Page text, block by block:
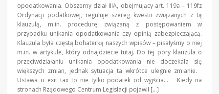
opodatkowania. Obszerny dział IIIA, obejmujący art. 119a – 119fz
Ordynacji podatkowej, reguluje szereg kwestii związanych z tą
klauzulą, m.in. procedurę związaną z postępowaniem w
przypadku unikania opodatkowania czy opinią zabezpieczającą.
Klauzula była częstą bohaterką naszych wpisów – pisałyśmy o niej
m.in. w artykule, który odnajdziecie tutaj. Do tej pory klauzula o
przeciwdziałaniu unikania opodatkowania nie doczekała się
większych zmian, jednak sytuacja ta wkrótce ulegnie zmianie.
Ustawa o exit tax to nie tylko podatek od wyjścia… Kiedy na
stronach Rządowego Centrum Legislacji pojawił […]